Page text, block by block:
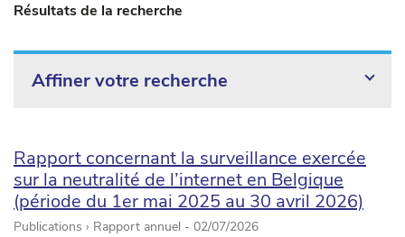
Résultats de la recherche
Affiner votre recherche
Rapport concernant la surveillance exercée
sur la neutralité de l’internet en Belgique
(période du 1er mai 2025 au 30 avril 2026)
Publications › Rapport annuel - 02/07/2026